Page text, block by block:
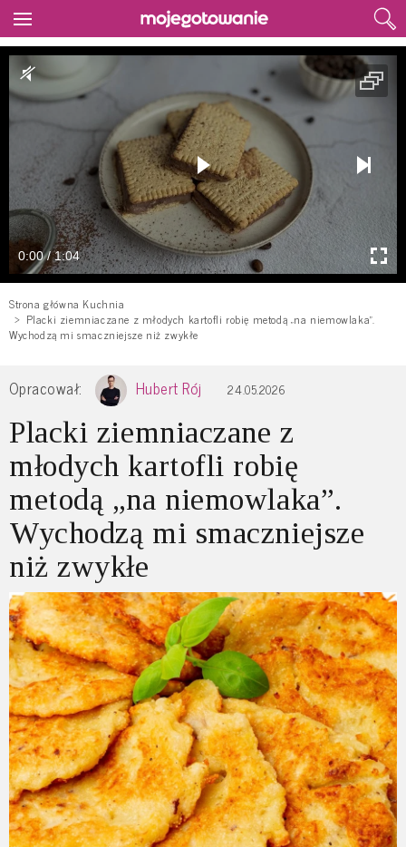
0:00 / 1:04
Strona główna Kuchnia
Placki ziemniaczane z młodych kartofli robię metodą „na niemowlaka”.
Wychodzą mi smaczniejsze niż zwykłe
Opracował: Hubert Rój 24.05.2026
Placki ziemniaczane z
młodych kartofli robię
metodą „na niemowlaka”.
Wychodzą mi smaczniejsze
niż zwykłe